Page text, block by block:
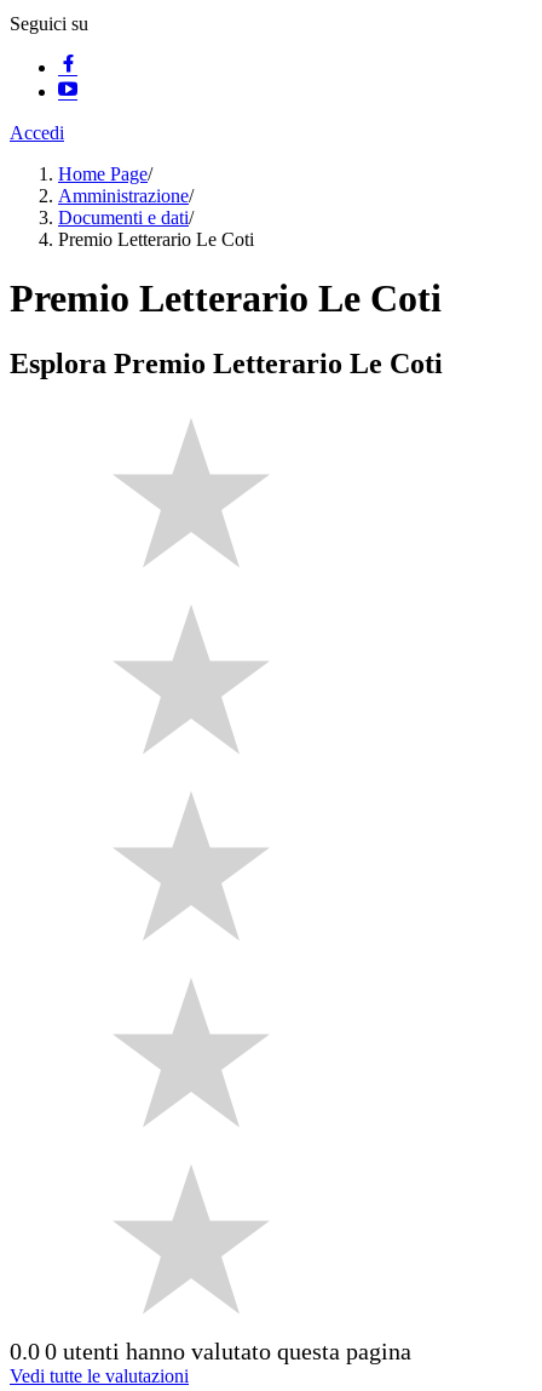
Seguici su
Accedi
Home Page/
Amministrazione/
Documenti e dati/
Premio Letterario Le Coti
Premio Letterario Le Coti
Esplora Premio Letterario Le Coti
0.00 utenti hanno valutato questa pagina
Vedi tutte le valutazioni